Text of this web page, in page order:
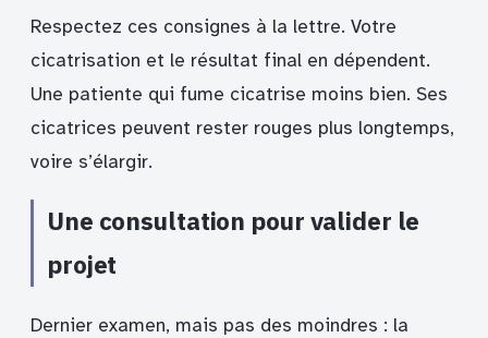
Respectez ces consignes à la lettre. Votre
cicatrisation et le résultat final en dépendent.
Une patiente qui fume cicatrise moins bien. Ses
cicatrices peuvent rester rouges plus longtemps,
voire s’élargir.
Une consultation pour valider le
projet
Dernier examen, mais pas des moindres : la